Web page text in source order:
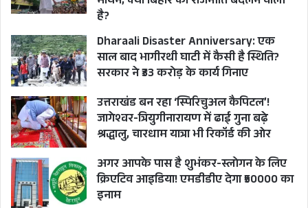
है?
Dharaali Disaster Anniversary: एक
साल बाद भागीरथी घाटी में कैसी है स्थिति?
सरकार ने ₹33 करोड़ के कार्य गिनाए
उत्तराखंड बन रहा ‘स्पिरिचुअल कैपिटल’!
जागेश्वर-त्रियुगीनारायण में ढाई गुना बढ़े
श्रद्धालु, चारधाम यात्रा भी रिकॉर्ड की ओर
अगर आपके पास है शुभंकर-स्लोगन के लिए
क्रिएटिव आइडिया! एमडीडीए देगा ₹50000 का
इनाम